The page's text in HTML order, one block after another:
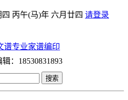
四 丙午(马)年 六月廿四 请登录
：18530831893
搜索